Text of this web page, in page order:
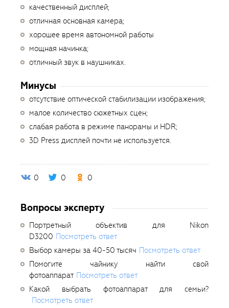
качественный дисплей;
отличная основная камера;
хорошее время автономной работы
мощная начинка;
отличный звук в наушниках.
Минусы
отсутствие оптической стабилизации изображения;
малое количество сюжетных сцен;
слабая работа в режиме панорамы и HDR;
3D Press дисплей почти не используется.
0 0 0
Вопросы эксперту
Портретный объектив для Nikon
D3200 Посмотреть ответ
Выбор камеры за 40-50 тысяч Посмотреть ответ
Помогите чайнику найти свой
фотоаппарат Посмотреть ответ
Какой выбрать фотоаппарат для семьи?
Посмотреть ответ